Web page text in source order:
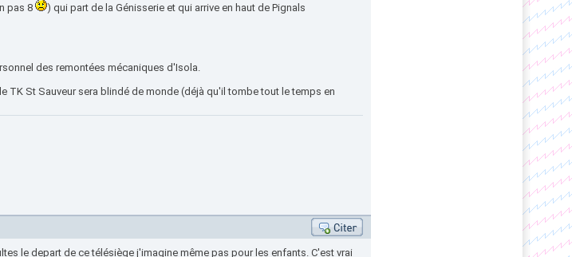
pas 8
) qui part de la Génisserie et qui arrive en haut de Pignals
des remontées mécaniques d'Isola.
TK St Sauveur sera blindé de monde (déjà qu'il tombe tout le temps en
le depart de ce télésiège j'imagine même pas pour les enfants. C'est vrai